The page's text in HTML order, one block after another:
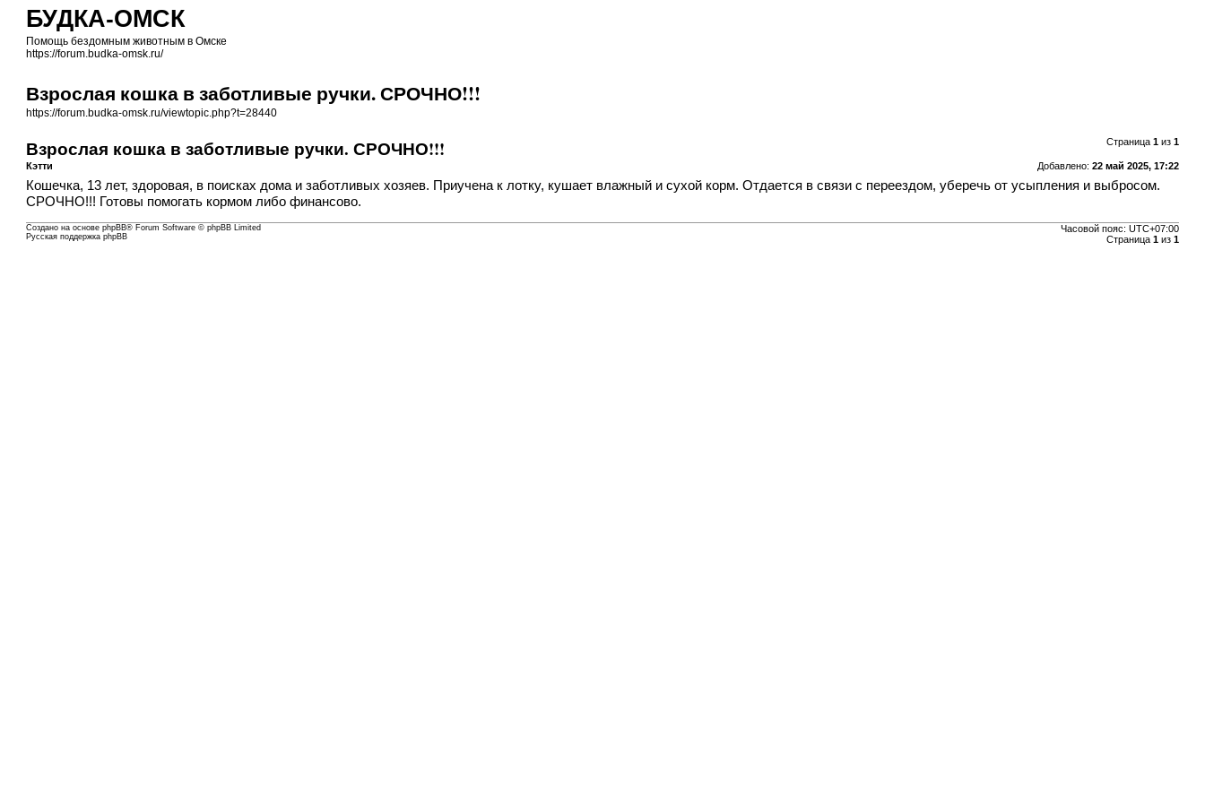
БУДКА-ОМСК
Помощь бездомным животным в Омске
https://forum.budka-omsk.ru/
Взрослая кошка в заботливые ручки. СРОЧНО!!!
https://forum.budka-omsk.ru/viewtopic.php?t=28440
Страница 1из 1
Взрослая кошка в заботливые ручки. СРОЧНО!!!
Добавлено: 22 май 2025, 17:22
Кэтти
Кошечка, 13 лет, здоровая, в поисках дома и заботливых хозяев. Приучена к лотку, кушает влажный и сухой корм. Отдается в связи с переездом, уберечь от усыпления и выбросом.
СРОЧНО!!! Готовы помогать кормом либо финансово.
Часовой пояс: UTC+07:00
Страница 1из 1
Создано на основеphpBB® Forum Software © phpBB Limited
Русская поддержка phpBB